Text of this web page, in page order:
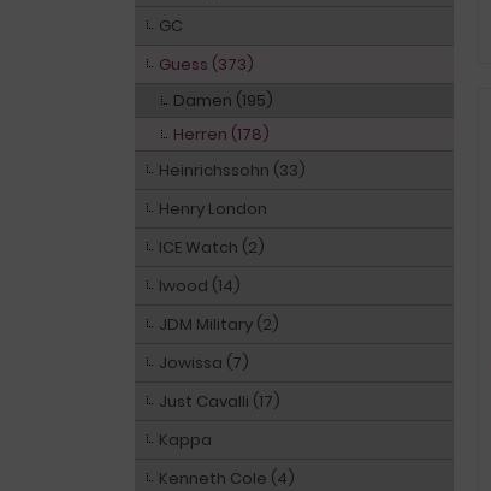
GC
Guess (373)
Damen (195)
Herren (178)
Heinrichssohn (33)
Henry London
ICE Watch (2)
Iwood (14)
JDM Military (2)
Jowissa (7)
Just Cavalli (17)
Kappa
Kenneth Cole (4)